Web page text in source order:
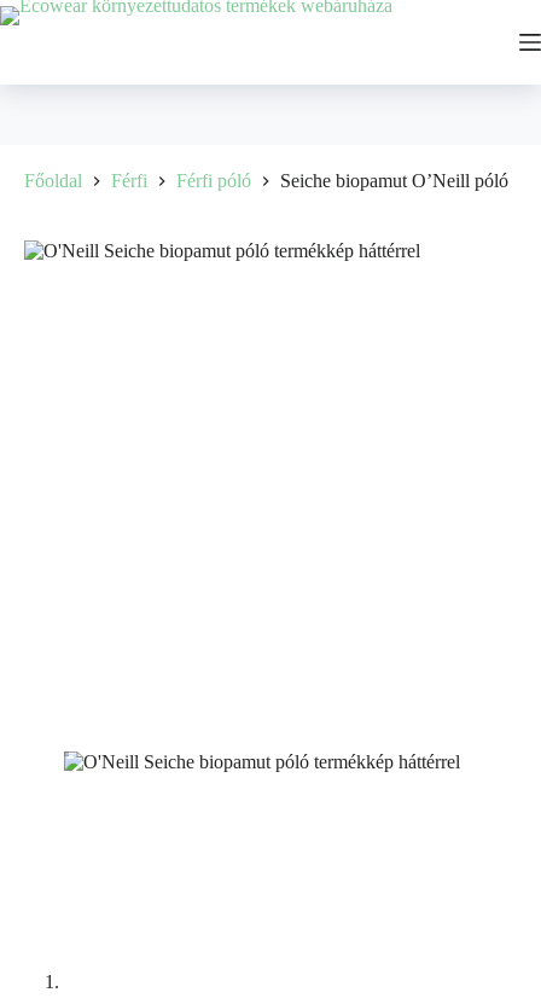
Főoldal Férfi Férfi póló Seiche biopamut O’Neill póló